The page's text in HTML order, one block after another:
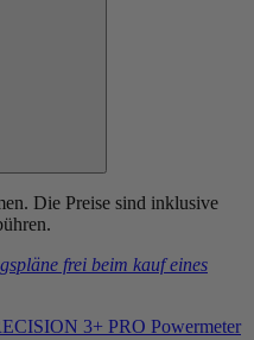
Die Preise sind inklusive
frei beim kauf eines
3+ PRO Powermeter